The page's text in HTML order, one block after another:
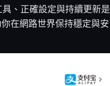
、正確設定與持續更新是
在網路世界保持穩定與安